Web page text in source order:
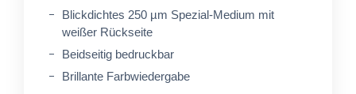
Blickdichtes 250 µm Spezial-Medium mit
weißer Rückseite
Beidseitig bedruckbar
Brillante Farbwiedergabe